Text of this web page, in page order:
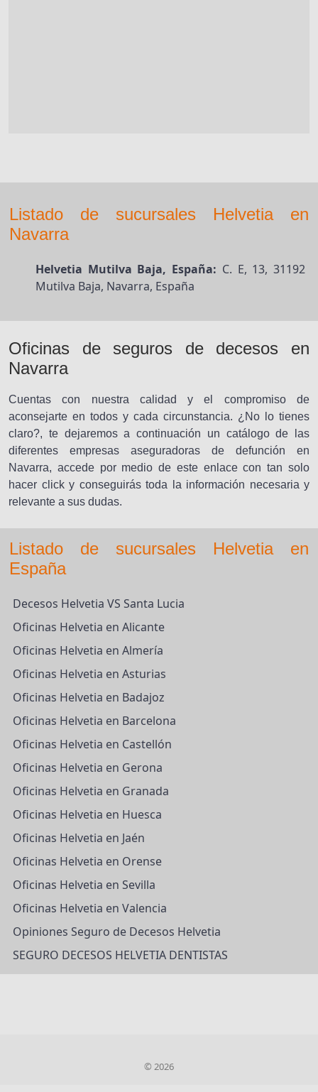
Listado de sucursales Helvetia en
Navarra
Helvetia Mutilva Baja, España: C. E, 13, 31192
Mutilva Baja, Navarra, España
Oficinas de seguros de decesos en
Navarra
Cuentas con nuestra calidad y el compromiso de
aconsejarte en todos y cada circunstancia. ¿No lo tienes
claro?, te dejaremos a continuación un catálogo de las
diferentes empresas aseguradoras de defunción en
Navarra, accede por medio de este enlace con tan solo
hacer click y conseguirás toda la información necesaria y
relevante a sus dudas.
Listado de sucursales Helvetia en
España
Decesos Helvetia VS Santa Lucia
Oficinas Helvetia en Alicante
Oficinas Helvetia en Almería
Oficinas Helvetia en Asturias
Oficinas Helvetia en Badajoz
Oficinas Helvetia en Barcelona
Oficinas Helvetia en Castellón
Oficinas Helvetia en Gerona
Oficinas Helvetia en Granada
Oficinas Helvetia en Huesca
Oficinas Helvetia en Jaén
Oficinas Helvetia en Orense
Oficinas Helvetia en Sevilla
Oficinas Helvetia en Valencia
Opiniones Seguro de Decesos Helvetia
SEGURO DECESOS HELVETIA DENTISTAS
© 2026